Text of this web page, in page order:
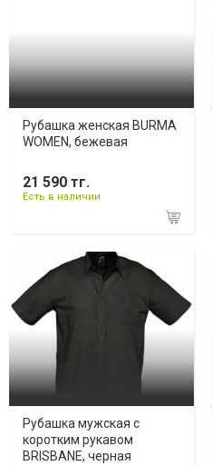
Рубашка женская BURMA
WOMEN, бежевая
21 590 тг.
Есть в наличии
Рубашка мужская с
коротким рукавом
BRISBANE, черная